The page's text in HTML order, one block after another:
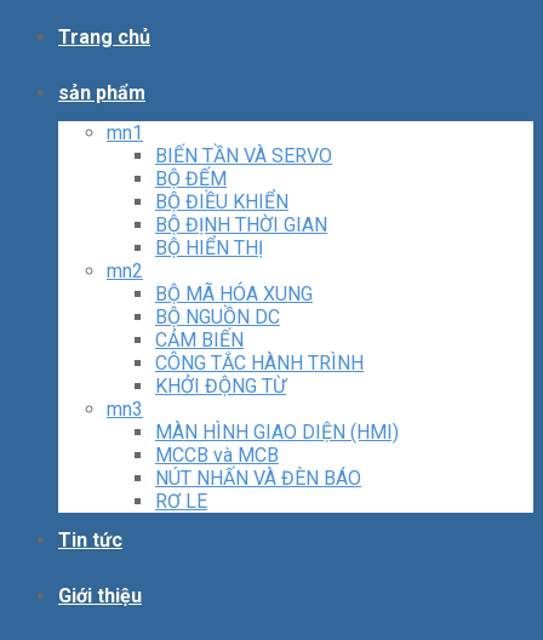
Trang chủ
sản phẩm
mn1
BIẾN TẦN VÀ SERVO
BỘ ĐẾM
BỘ ĐIỀU KHIỂN
BỘ ĐỊNH THỜI GIAN
BỘ HIỂN THỊ
mn2
BỘ MÃ HÓA XUNG
BỘ NGUỒN DC
CẢM BIẾN
CÔNG TẮC HÀNH TRÌNH
KHỞI ĐỘNG TỪ
mn3
MÀN HÌNH GIAO DIỆN (HMI)
MCCB và MCB
NÚT NHẤN VÀ ĐÈN BÁO
RƠ LE
Tin tức
Giới thiệu